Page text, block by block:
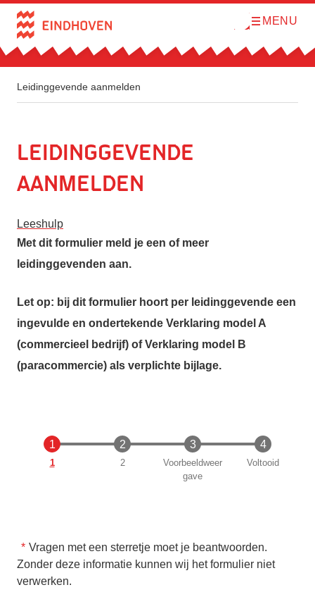
Direct naar de inhoud
O
n
m
MENU
Leidinggevende aanmelden
Leidinggevende
aanmelden
Leeshulp
Met dit formulier meld je een of meer
leidinggevenden aan.
Let op: bij dit formulier hoort per leidinggevende een
ingevulde en ondertekende Verklaring model A
(commercieel bedrijf) of Verklaring model B
(paracommercie) als verplichte bijlage.
Huidige
1 2
Voorbeeldweer
gave
Voltooid
Vragen met een sterretje moet je beantwoorden.
Zonder deze informatie kunnen wij het formulier niet
verwerken.